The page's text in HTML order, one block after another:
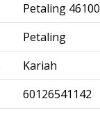
Petaling 46100
Petaling
Kariah
60126541142